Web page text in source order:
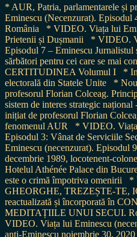
* AUR, Patria, parlamentarele și
Eminescu (Necenzurat). Episodul
România
* VIDEO. Viața lui
Prietenii și Dușmanii
* VIDEO.
Episodul 7 – Eminescu Jurnalistul
sărbători pentru cei care se mai
CERTITUDINEA Volumul I
*
electorală din Statele Unite
*
profesorul Florian Colceag.
sistem de interes strategic
inițiat de profesorul Florian
fenomenul AUR
* VIDEO.
Episodul 3: Vânat de Serviciile
Eminescu (necenzurat). Episodul
decembrie 1989, locotenent-
Hotelul Athénée Palace din
este o crimă împotriva omenirii
*
GHEORGHE, TREZEȘTE-TE,
reactualizată și încorporată în
MEDITAȚIILE UNUI SECUI.
VIDEO. Viața lui Eminescu
anti-Eminescu noiembrie 30, 2020